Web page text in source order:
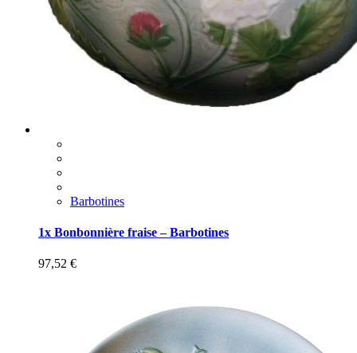
Barbotines
1x Bonbonnière fraise – Barbotines
97,52 €